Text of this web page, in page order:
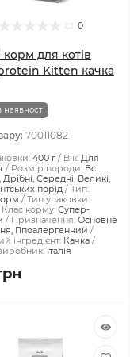
0
для котів
Kitten качка
70011082
400 г Вік: Для
Розмір породи: Всі
Середні, Великі,
порід
Тип:
Тип упаковки:
Клас корму: Супер-
Призначення: Основне
Гіпоалергенний
інгредієнт: Качка
Італія